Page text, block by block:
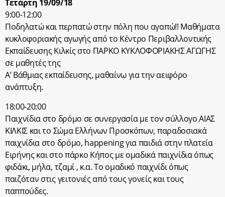
Τετάρτη 19/09/18
9:00-12:00
Ποδηλατώ και περπατώ στην πόλη που αγαπώ!! Μαθήματα
κυκλοφοριακής αγωγής από το Κέντρο Περιβαλλοντικής
Εκπαίδευσης Κιλκίς στο ΠΑΡΚΟ ΚΥΚΛΟΦΟΡΙΑΚΗΣ ΑΓΩΓΗΣ
σε μαθητές της
Α’ Βάθμιας εκπαίδευσης, μαθαίνω για την αειφόρο
ανάπτυξη.
18:00-20:00
Παιχνίδια στο δρόμο σε συνεργασία με τον σύλλογο ΑΙΑΣ
ΚΙΛΚΙΣ και το Σώμα Ελλήνων Προσκόπων, παραδοσιακά
παιχνίδια στο δρόμο, happening για παιδιά στην πλατεία
Ειρήνης και στο πάρκο Κήπος με ομαδικά παιχνίδια όπως
φιδάκι, μήλα, τζαμί , κ.α. Το ομαδικό παιχνίδι όπως
παιζόταν στις γειτονιές από τους γονείς και τους
παππούδες.